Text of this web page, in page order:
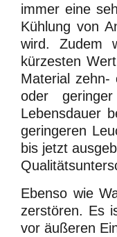
immer eine
Kühlung von
wird. Zudem
kürzesten
Material zehn-
oder
Lebensdauer
geringeren
bis jetzt
Ebenso wie
zerstören. Es
vor äußeren